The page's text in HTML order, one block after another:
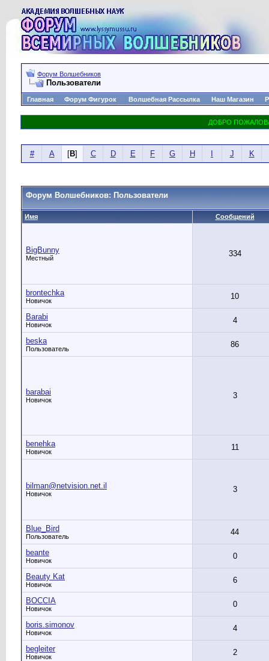
Форум Волшебников
Пользователи
Главная Форум Фигурок Волшебная Рассылка Наш Магазин
# A [B] C D E F G H J K
Форум Волшебников: Пользователи
Имя Сообщений
BigBunny
Местный 334
brontechka
Новичок 10
Barabi
Новичок 4
beska
Пользователь 86
barabai
Новичок 3
benehka
Новичок 11
bilman@netvision.net.il
Новичок 3
Blue_Bird
Пользователь 44
beante
Новичок 0
Beauty Kat
Новичок 6
BOCCIA
Новичок 0
boris.simonov
Новичок 4
begleiter
Новичок 2